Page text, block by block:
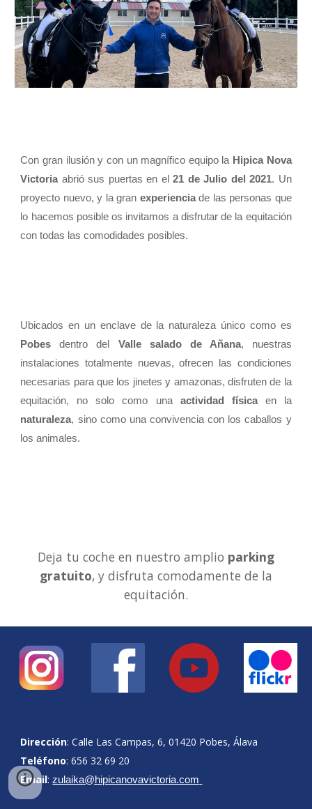
Con gran ilusión y con un magnífico equipo la Hipica Nova
Victoria abrió sus puertas en el21 de Julio del 2021. Un
proyecto nuevo, y la gran experienciade las personas que
lo hacemos posible os invitamos a disfrutar de la equitación
con todas las comodidades posibles.
Ubicados en un enclave de la naturaleza único como es
Pobes dentro del Valle salado de Añana, nuestras
instalaciones totalmente nuevas, ofrecen las condiciones
necesarias para que los jinetes y amazonas, disfruten de la
equitación, no solo como una actividad físicaen la
naturaleza, sino como una convivencia con los caballos y
los animales.
Deja tu coche en nuestro amplio parking
gratuito, y disfruta comodamente de la
equitación.
Dirección: Calle Las Campas, 6, 01420 Pobes, Álava
Teléfono:656 32 69 20
Email:zulaika@hipicanovavictoria.com